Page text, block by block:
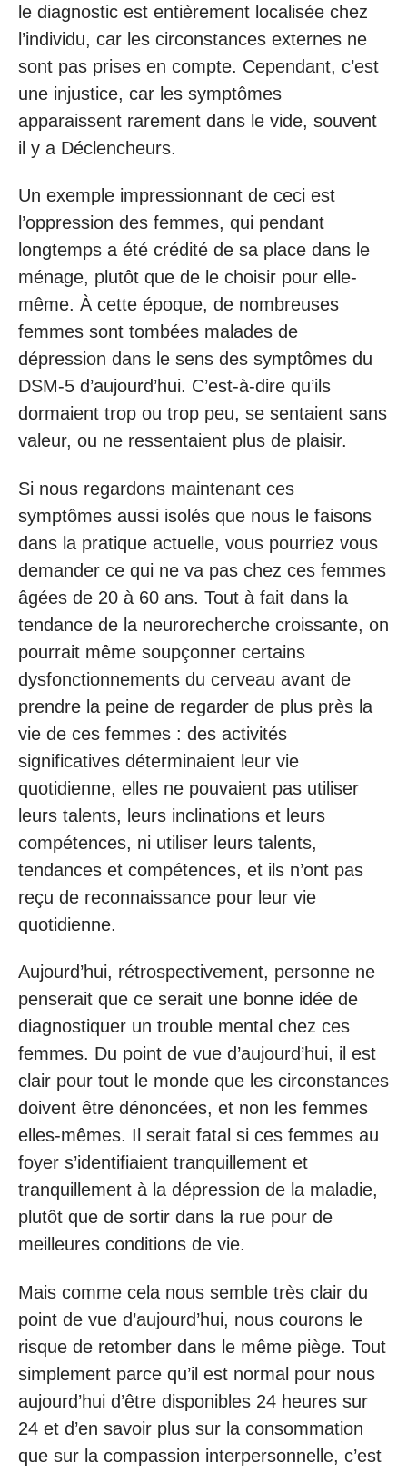
le diagnostic est entièrement localisée chez
l’individu, car les circonstances externes ne
sont pas prises en compte. Cependant, c’est
une injustice, car les symptômes
apparaissent rarement dans le vide, souvent
il y a Déclencheurs.
Un exemple impressionnant de ceci est
l’oppression des femmes, qui pendant
longtemps a été crédité de sa place dans le
ménage, plutôt que de le choisir pour elle-
même. À cette époque, de nombreuses
femmes sont tombées malades de
dépression dans le sens des symptômes du
DSM-5 d’aujourd’hui. C’est-à-dire qu’ils
dormaient trop ou trop peu, se sentaient sans
valeur, ou ne ressentaient plus de plaisir.
Si nous regardons maintenant ces
symptômes aussi isolés que nous le faisons
dans la pratique actuelle, vous pourriez vous
demander ce qui ne va pas chez ces femmes
âgées de 20 à 60 ans. Tout à fait dans la
tendance de la neurorecherche croissante, on
pourrait même soupçonner certains
dysfonctionnements du cerveau avant de
prendre la peine de regarder de plus près la
vie de ces femmes : des activités
significatives déterminaient leur vie
quotidienne, elles ne pouvaient pas utiliser
leurs talents, leurs inclinations et leurs
compétences, ni utiliser leurs talents,
tendances et compétences, et ils n’ont pas
reçu de reconnaissance pour leur vie
quotidienne.
Aujourd’hui, rétrospectivement, personne ne
penserait que ce serait une bonne idée de
diagnostiquer un trouble mental chez ces
femmes. Du point de vue d’aujourd’hui, il est
clair pour tout le monde que les circonstances
doivent être dénoncées, et non les femmes
elles-mêmes. Il serait fatal si ces femmes au
foyer s’identifiaient tranquillement et
tranquillement à la dépression de la maladie,
plutôt que de sortir dans la rue pour de
meilleures conditions de vie.
Mais comme cela nous semble très clair du
point de vue d’aujourd’hui, nous courons le
risque de retomber dans le même piège. Tout
simplement parce qu’il est normal pour nous
aujourd’hui d’être disponibles 24 heures sur
24 et d’en savoir plus sur la consommation
que sur la compassion interpersonnelle, c’est